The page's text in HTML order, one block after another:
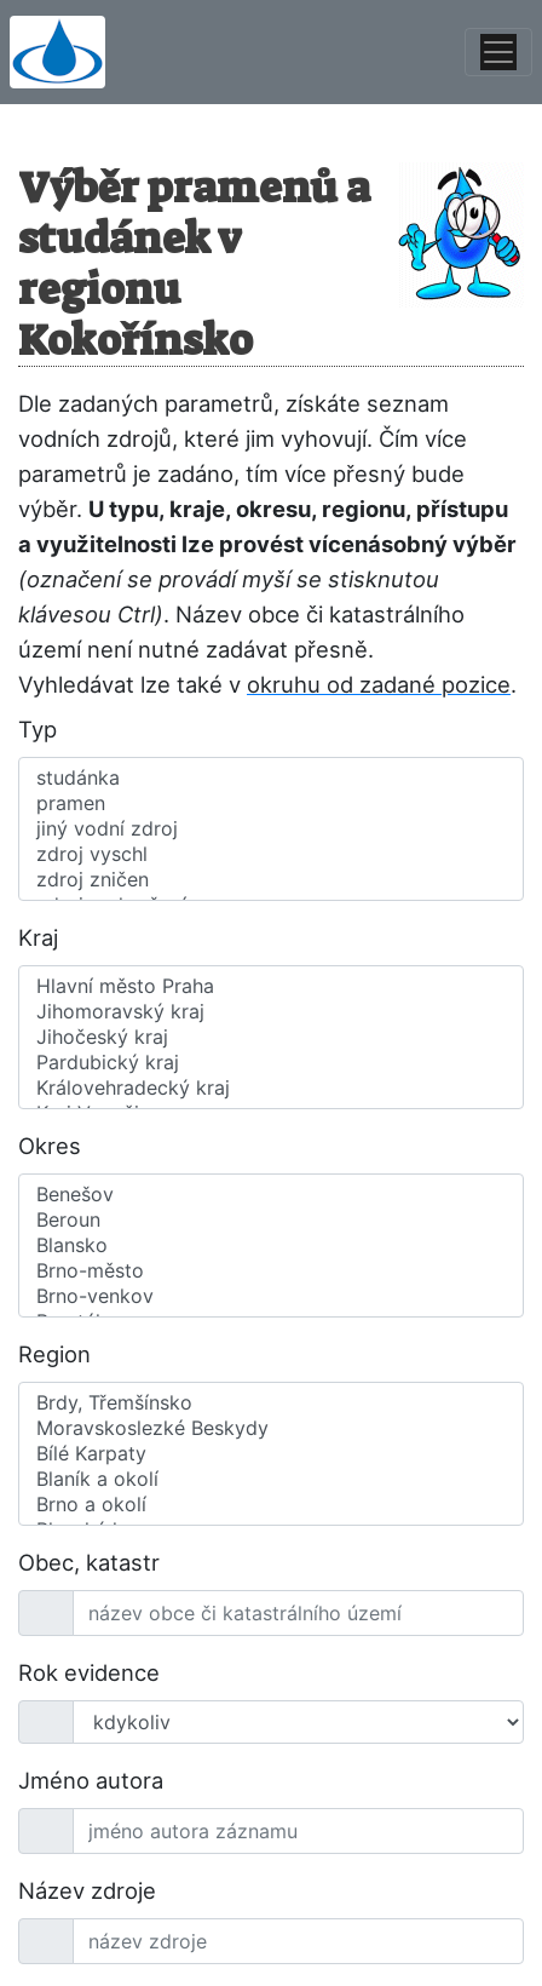
Výběr pramenů a
studánek v
regionu
Kokořínsko
Dle zadaných parametrů, získáte seznam
vodních zdrojů, které jim vyhovují. Čím více
parametrů je zadáno, tím více přesný bude
výběr. U typu, kraje, okresu, regionu, přístupu
a využitelnosti lze provést vícenásobný výběr
(označení se provádí myší se stisknutou
klávesou Ctrl). Název obce či katastrálního
území není nutné zadávat přesně.
Vyhledávat lze také v okruhu od zadané pozice.
Typ
Kraj
Okres
Region
Obec, katastr
Rok evidence
Jméno autora
Název zdroje